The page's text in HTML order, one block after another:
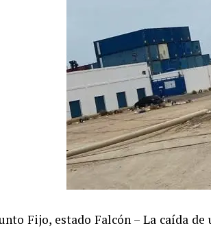
Fijo, estado Falcón – La caída